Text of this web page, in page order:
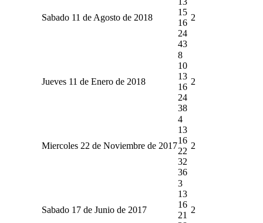
Sabado 11 de Agosto de 2018
15
16
24
43
2
Jueves 11 de Enero de 2018
8
10
13
16
24
38
2
Miercoles 22 de Noviembre de 2017
4
13
16
22
32
36
2
Sabado 17 de Junio de 2017
3
13
16
21
2